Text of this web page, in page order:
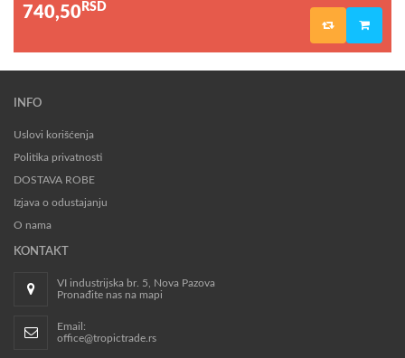
740,50 RSD
INFO
Uslovi korišćenja
Politika privatnosti
DOSTAVA ROBE
Izjava o odustajanju
O nama
KONTAKT
VI industrijska br. 5, Nova Pazova
Pronađite nas na mapi
Email:
office@tropictrade.rs